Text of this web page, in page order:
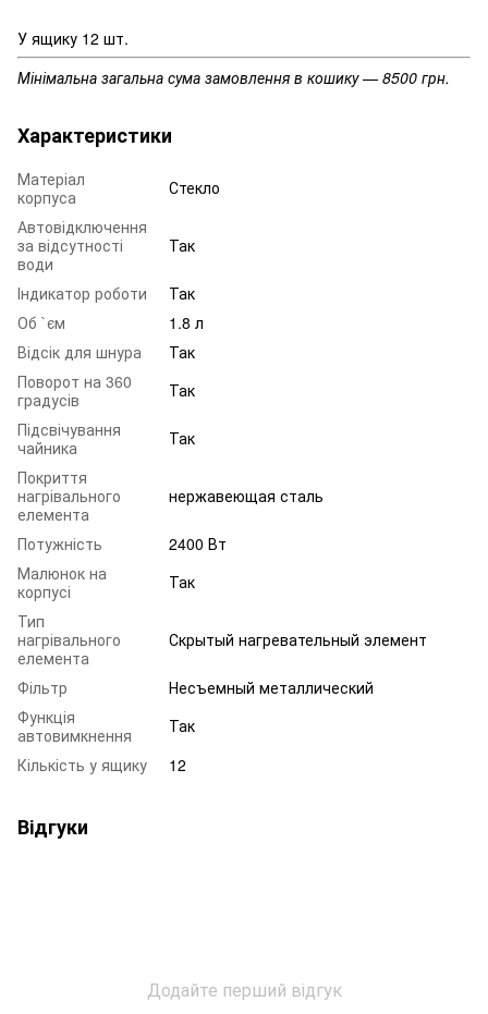
У ящику 12 шт.
Мінімальна загальна сума замовлення в кошику — 8500 грн.
Характеристики
Матеріал
корпуса
Стекло
Автовідключення
за відсутності
води
Так
Індикатор роботи
Так
Об `єм
1.8 л
Відсік для шнура
Так
Поворот на 360
градусів
Так
Підсвічування
чайника
Так
Покриття
нагрівального
елемента
нержавеющая сталь
Потужність
2400 Вт
Малюнок на
корпусі
Так
Тип
нагрівального
елемента
Скрытый нагревательный элемент
Фільтр
Несъемный металлический
Функція
автовимкнення
Так
Кількість у ящику
12
Відгуки
Додайте перший відгук